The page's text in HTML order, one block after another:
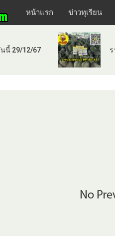
หน้าแรก ข่าวทุเรียน
นี้ 29/12/67